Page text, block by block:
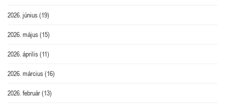
2026. június(19)
2026. május(15)
2026. április(11)
2026. március(16)
2026. február(13)